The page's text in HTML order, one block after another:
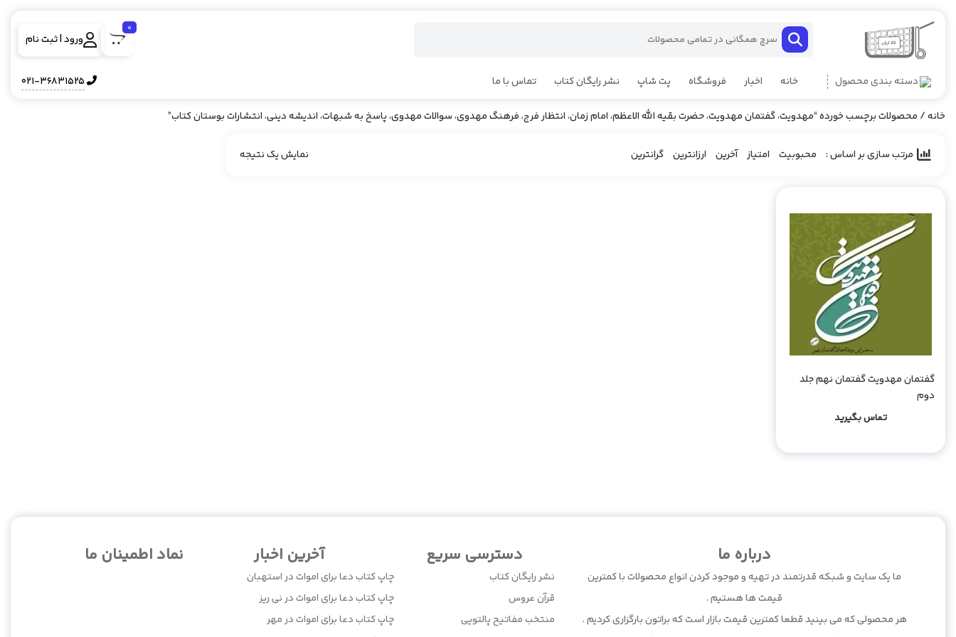
0
ورود | ثبت نام
دسته بندی محصول خانه اخبار فروشگاه پت شاپ نشر رایگان کتاب تماس با ما 021-36831525
خانه/ محصولات برچسب خورده “مهدویت، گفتمان مهدویت، حضرت بقیه الله الاعظم، امام زمان، انتظار فرج، فرهنگ مهدوی، سوالات مهدوی، پاسخ به شبهات، اندیشه دینی، انتشارات بوستان کتاب”
نمایش یک نتیجه مرتب سازی بر اساس : ‌ محبوبیت ‌ امتیاز ‌ آخرین ‌ ارزانترین ‌ گرانترین
گفتمان مهدویت گفتمان نهم جلد
دوم
تماس بگیرید
درباره ما
ما یک سایت و شبکه قدرتمند در تهیه و موجود کردن انواع محصولات با کمترین
قیمت ها هستیم .
هر محصولی که می بینید قطعا کمترین قیمت بازار است که براتون بارگزاری کردیم .
دسترسی سریع
نشر رایگان کتاب
قرآن عروس
منتخب مفاتیح پالتویی
آخرین اخبار
چاپ کتاب دعا برای اموات در استهبان
چاپ کتاب دعا برای اموات در نی ریز
چاپ کتاب دعا برای اموات در مهر
نماد اطمینان ما